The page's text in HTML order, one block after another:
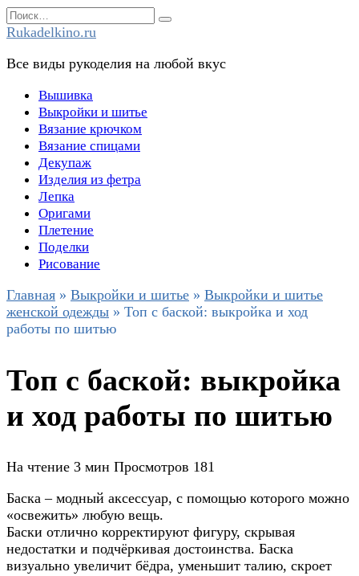
Перейти
к
Search
for:
Rukadelkino.ru
Все виды рукоделия на любой вкус
Вышивка
Выкройки и шитье
Вязание крючком
Вязание спицами
Декупаж
Изделия из фетра
Лепка
Оригами
Плетение
Поделки
Рисование
Главная » Выкройки и шитье » Выкройки и шитье
женской одежды » Топ с баской: выкройка и ход
работы по шитью
Топ с баской: выкройка
и ход работы по шитью
На чтение 3 мин Просмотров 181
Баска – модный аксессуар, с помощью которого можно
«освежить» любую вещь.
Баски отлично корректируют фигуру, скрывая
недостатки и подчёркивая достоинства. Баска
визуально увеличит бёдра, уменьшит талию, скроет